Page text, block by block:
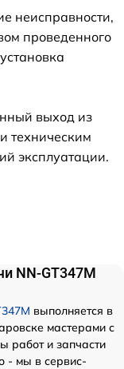
неисправности,
проведенного
выход из
техническим
эксплуатации.
NN-GT347M
выполняется в
мастерами с
работ и запчасти
- мы в сервис-